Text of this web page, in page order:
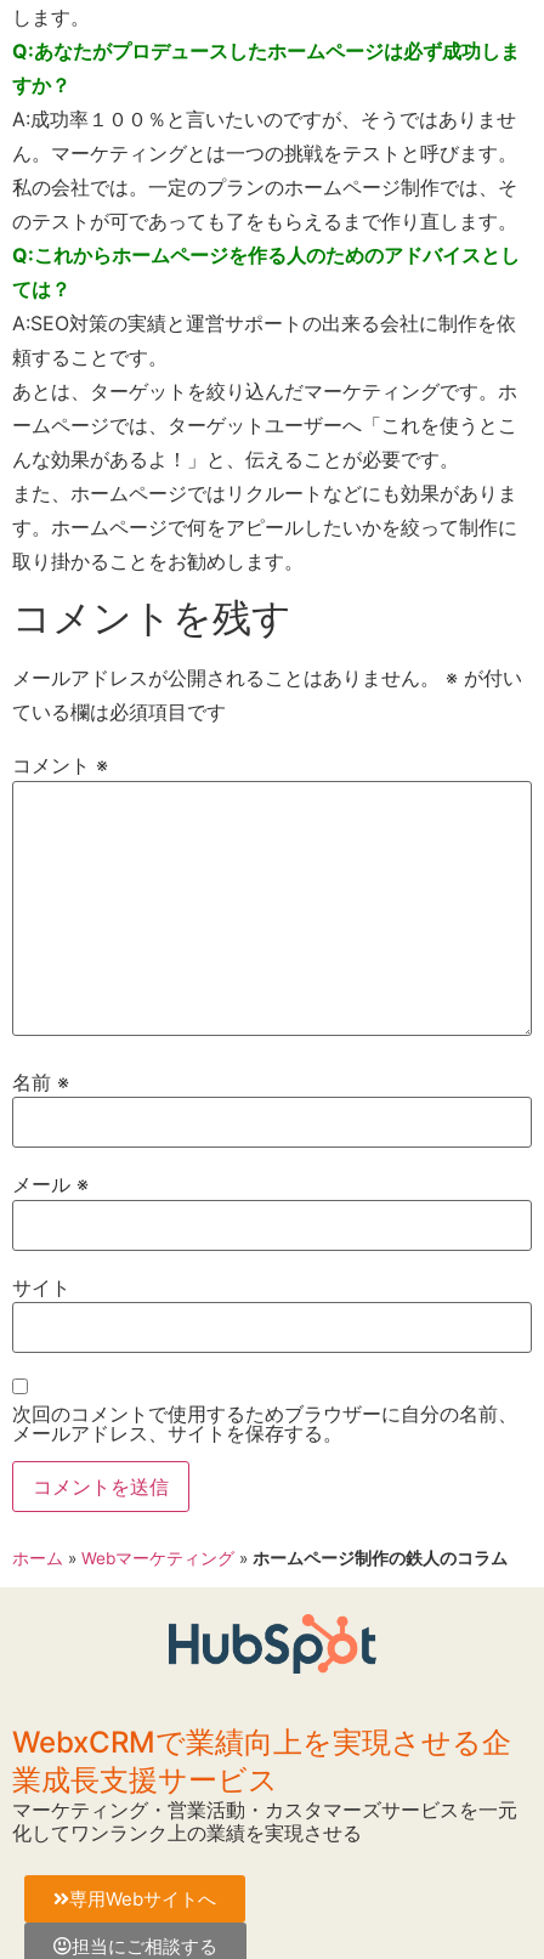
します。
Q:あなたがプロデュースしたホームページは必ず成功しま
すか？
A:成功率１００％と言いたいのですが、そうではありませ
ん。マーケティングとは一つの挑戦をテストと呼びます。
私の会社では。一定のプランのホームページ制作では、そ
のテストが可であっても了をもらえるまで作り直します。
Q:これからホームページを作る人のためのアドバイスとし
ては？
A:SEO対策の実績と運営サポートの出来る会社に制作を依
頼することです。
あとは、ターゲットを絞り込んだマーケティングです。ホ
ームページでは、ターゲットユーザーへ「これを使うとこ
んな効果があるよ！」と、伝えることが必要です。
また、ホームページではリクルートなどにも効果がありま
す。ホームページで何をアピールしたいかを絞って制作に
取り掛かることをお勧めします。
コメントを残す
メールアドレスが公開されることはありません。 ※ が付い
ている欄は必須項目です
コメント ※
名前 ※
メール ※
サイト
次回のコメントで使用するためブラウザーに自分の名前、
メールアドレス、サイトを保存する。
ホーム » Webマーケティング » ホームページ制作の鉄人のコラム
WebxCRMで業績向上を実現させる企
業成長支援サービス
マーケティング・営業活動・カスタマーズサービスを一元
化してワンランク上の業績を実現させる
専用Webサイトへ
担当にご相談する